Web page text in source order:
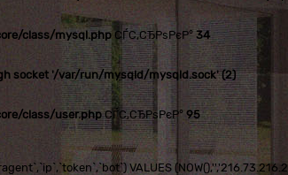
class/mysql.php СЃС‚СЂРѕРєР° 34
socket '/var/run/mysqld/mysqld.sock' (2)
class/user.phpСЃС‚СЂРѕРєР° 95
VALUES